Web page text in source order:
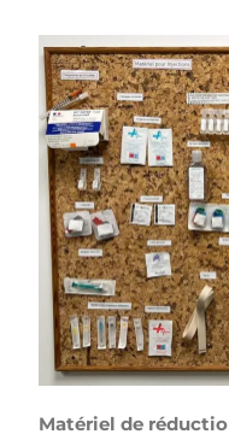
Matériel de